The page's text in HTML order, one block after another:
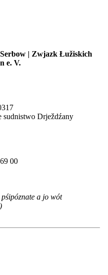
a cłonkojske towaristwa
towaristwo za serbsku
z.t.
spiwaŕskich
studujucych
wuměłcow
| Zwjazk Łužiskich
e. V.
sudnistwo Drježdźany
00
a jo wót